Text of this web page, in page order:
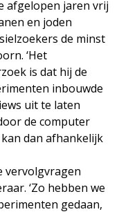
afgelopen jaren vrij
en joden
de minst
‘Het
is dat hij de
inbouwde
uit te laten
de computer
dan afhankelijk
vervolgvragen
‘Zo hebben we
gedaan,